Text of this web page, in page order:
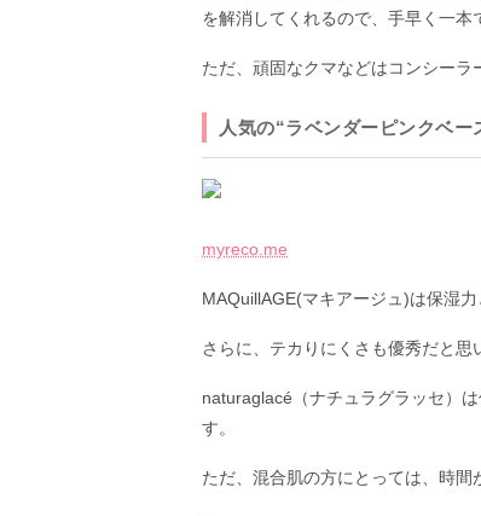
を解消してくれるので、手早く一本
ただ、頑固なクマなどはコンシーラ
人気の“ラベンダーピンクベー
myreco.me
MAQuillAGE(マキアージュ)は保湿
さらに、テカりにくさも優秀だと思
naturaglacé（ナチュラグラッセ）
す。
ただ、混合肌の方にとっては、時間